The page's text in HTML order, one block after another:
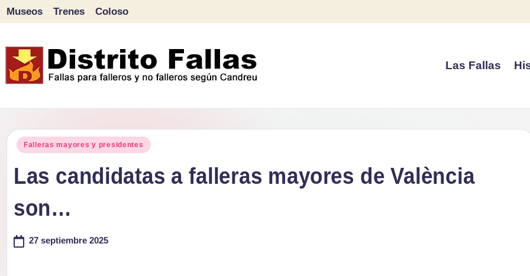
contenido
Museos Trenes Coloso
Las Fallas
Publicado
Falleras mayores y presidentes
Las candidatas a falleras mayores de València
son…
27 septiembre 2025